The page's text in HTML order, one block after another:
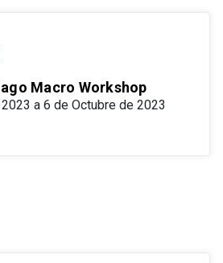
Macro Workshop
a 6 de Octubre de 2023